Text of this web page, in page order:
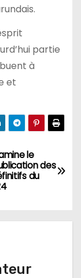
partie
à
et
le
des
du